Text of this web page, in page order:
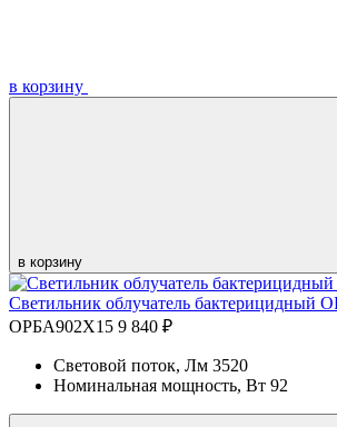
в корзину
в корзину
Светильник облучатель бактерицидный
ОРБА902Х15 9 840 ₽
Световой поток, Лм 3520
Номинальная мощность, Вт 92